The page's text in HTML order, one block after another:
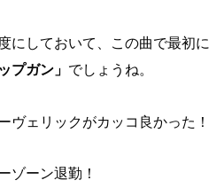
にしておいて、この曲で最初に
プガン」 でしょうね。
ヴェリックがカッコ良かった！
ゾーン退勤！